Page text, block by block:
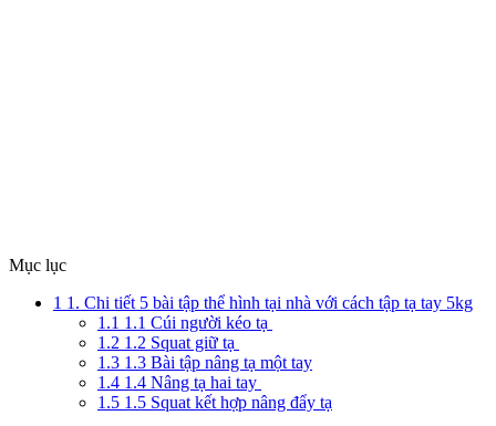
Mục lục
1 1. Chi tiết 5 bài tập thể hình tại nhà với cách tập tạ tay 5kg
1.1 1.1 Cúi người kéo tạ
1.2 1.2 Squat giữ tạ
1.3 1.3 Bài tập nâng tạ một tay
1.4 1.4 Nâng tạ hai tay
1.5 1.5 Squat kết hợp nâng đẩy tạ